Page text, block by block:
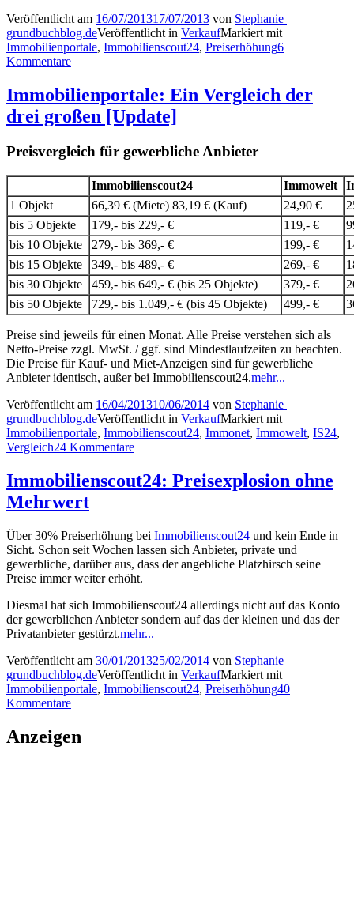
Veröffentlicht am 16/07/201317/07/2013 von Stephanie |
grundbuchblog.deVeröffentlicht in VerkaufMarkiert mit
Immobilienportale, Immobilienscout24, Preiserhöhung6
Kommentare
Immobilienportale: Ein Vergleich der
drei großen [Update]
Preisvergleich für gewerbliche Anbieter
Immobilienscout24 Immowelt
1 Objekt
66,39 € (Miete) 83,19 € (Kauf) 24,90 €
bis 5 Objekte
179,- bis 229,- € 119,- €
bis 10 Objekte
279,- bis 369,- € 199,- €
bis 15 Objekte
349,- bis 489,- € 269,- €
bis 30 Objekte
459,- bis 649,- € (bis 25 Objekte) 379,- €
bis 50 Objekte
729,- bis 1.049,- € (bis 45 Objekte) 499,- €
Preise sind jeweils für einen Monat. Alle Preise verstehen sich als
Netto-Preise zzgl. MwSt. / ggf. sind Mindestlaufzeiten zu beachten.
Die Preise für Kauf- und Miet-Anzeigen sind für gewerbliche
Anbieter identisch, außer bei Immobilienscout24.mehr...
Veröffentlicht am 16/04/201310/06/2014 von Stephanie |
grundbuchblog.deVeröffentlicht in VerkaufMarkiert mit
Immobilienportale, Immobilienscout24, Immonet, Immowelt, IS24,
Vergleich24 Kommentare
Immobilienscout24: Preisexplosion ohne
Mehrwert
Über 30% Preiserhöhung bei Immobilienscout24 und kein Ende in
Sicht. Schon seit Wochen lassen sich Anbieter, private und
gewerbliche, darüber aus, dass der angebliche Platzhirsch seine
Preise immer weiter erhöht.
Diesmal hat sich Immobilienscout24 allerdings nicht auf das Konto
der gewerblichen Anbieter sondern auf das der kleinen und das der
Privatanbieter gestürzt.mehr...
Veröffentlicht am 30/01/201325/02/2014 von Stephanie |
grundbuchblog.deVeröffentlicht in VerkaufMarkiert mit
Immobilienportale, Immobilienscout24, Preiserhöhung40
Kommentare
Anzeigen